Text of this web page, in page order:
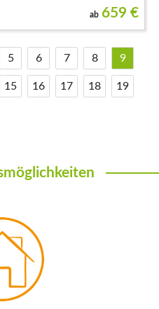
ab 659 €
5 6 7 8 9
15 16 17 18 19